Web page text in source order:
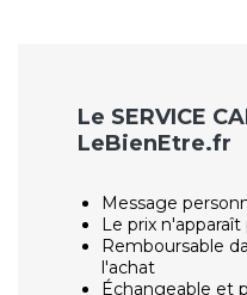
Le SERVICE
LeBienEtre.fr
Message
Le prix n'apparaît
Remboursable
l'achat
Échangeable et